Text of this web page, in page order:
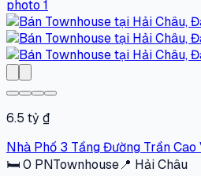
6.5 tỷ ₫
Nhà Phố 3 Tầng Đường Trần
🛏0 PNTownhouse📍 Hải Châu